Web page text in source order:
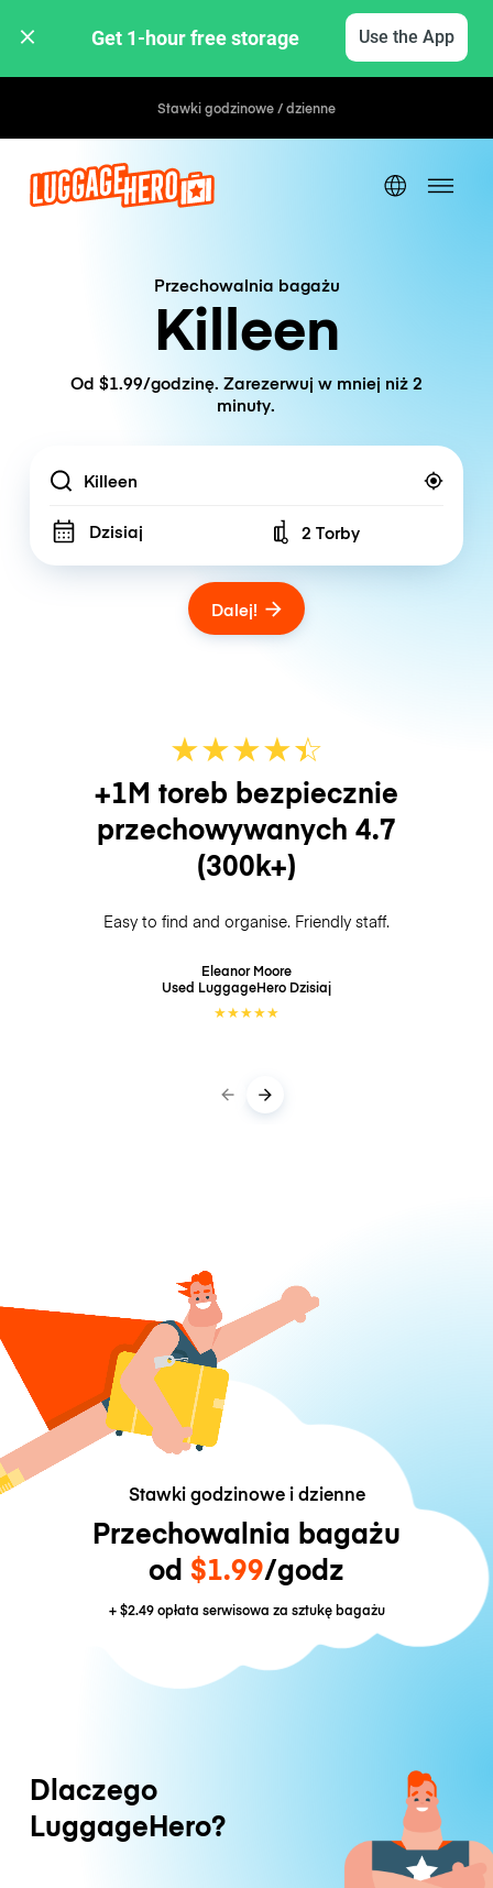
Get 1-hour free storage Use the App
Stawki godzinowe / dzienne
Przechowalnia bagażu
Killeen
Od $1.99/godzinę. Zarezerwuj w mniej niż 2
minuty.
Location
Dzisiaj Number of bags
2 Torby
Dalej!
★★★★☆
★
+1M toreb bezpiecznie
przechowywanych 4.7
(300k+)
Easy to find and organise. Friendly staff.
Eleanor Moore
Used LuggageHero Dzisiaj
★★★★★
Stawki godzinowe i dzienne
Przechowalnia bagażu
od $1.99/godz
+$2.49opłata serwisowa za sztukę bagażu
Dlaczego
LuggageHero?